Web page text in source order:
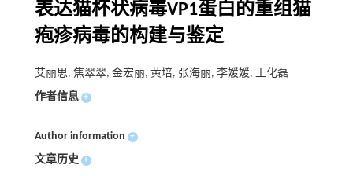
表达猫杯状病毒VP1蛋白的重组猫
疱疹病毒的构建与鉴定
艾丽思, 焦翠翠, 金宏丽, 黄培, 张海丽, 李媛媛, 王化磊
作者信息 +
Author information +
文章历史 +